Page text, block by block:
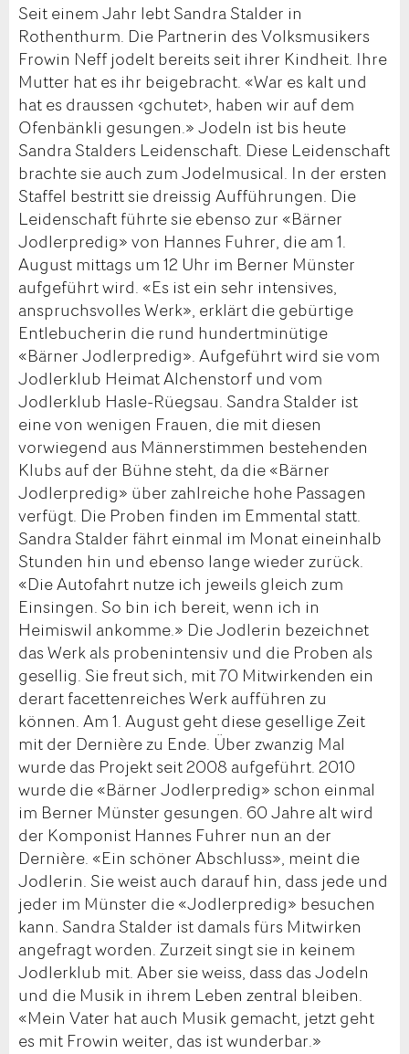
Seit einem Jahr lebt Sandra Stalder in
Rothenthurm. Die Partnerin des Volksmusikers
Frowin Neff jodelt bereits seit ihrer Kindheit. Ihre
Mutter hat es ihr beigebracht. «War es kalt und
hat es draussen ‹gchutet›, haben wir auf dem
Ofenbänkli gesungen.» Jodeln ist bis heute
Sandra Stalders Leidenschaft. Diese Leidenschaft
brachte sie auch zum Jodelmusical. In der ersten
Staffel bestritt sie dreissig Aufführungen. Die
Leidenschaft führte sie ebenso zur «Bärner
Jodlerpredig» von Hannes Fuhrer, die am 1.
August mittags um 12 Uhr im Berner Münster
aufgeführt wird. «Es ist ein sehr intensives,
anspruchsvolles Werk», erklärt die gebürtige
Entlebucherin die rund hundertminütige
«Bärner Jodlerpredig». Aufgeführt wird sie vom
Jodlerklub Heimat Alchenstorf und vom
Jodlerklub Hasle-Rüegsau. Sandra Stalder ist
eine von wenigen Frauen, die mit diesen
vorwiegend aus Männerstimmen bestehenden
Klubs auf der Bühne steht, da die «Bärner
Jodlerpredig» über zahlreiche hohe Passagen
verfügt. Die Proben finden im Emmental statt.
Sandra Stalder fährt einmal im Monat eineinhalb
Stunden hin und ebenso lange wieder zurück.
«Die Autofahrt nutze ich jeweils gleich zum
Einsingen. So bin ich bereit, wenn ich in
Heimiswil ankomme.» Die Jodlerin bezeichnet
das Werk als probenintensiv und die Proben als
gesellig. Sie freut sich, mit 70 Mitwirkenden ein
derart facettenreiches Werk aufführen zu
können. Am 1. August geht diese gesellige Zeit
mit der Dernière zu Ende. Über zwanzig Mal
wurde das Projekt seit 2008 aufgeführt. 2010
wurde die «Bärner Jodlerpredig» schon einmal
im Berner Münster gesungen. 60 Jahre alt wird
der Komponist Hannes Fuhrer nun an der
Dernière. «Ein schöner Abschluss», meint die
Jodlerin. Sie weist auch darauf hin, dass jede und
jeder im Münster die «Jodlerpredig» besuchen
kann. Sandra Stalder ist damals fürs Mitwirken
angefragt worden. Zurzeit singt sie in keinem
Jodlerklub mit. Aber sie weiss, dass das Jodeln
und die Musik in ihrem Leben zentral bleiben.
«Mein Vater hat auch Musik gemacht, jetzt geht
es mit Frowin weiter, das ist wunderbar.»